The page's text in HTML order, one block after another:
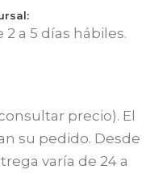
a 5 días hábiles.
precio). El
su pedido. Desde
varía de 24 a